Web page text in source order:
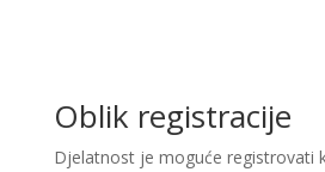
Oblik registracije
Djelatnost je moguće registrovati